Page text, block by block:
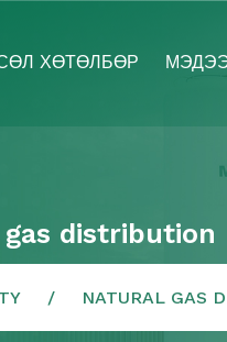
ХӨТӨЛБӨР
distribution
NATURAL GAS